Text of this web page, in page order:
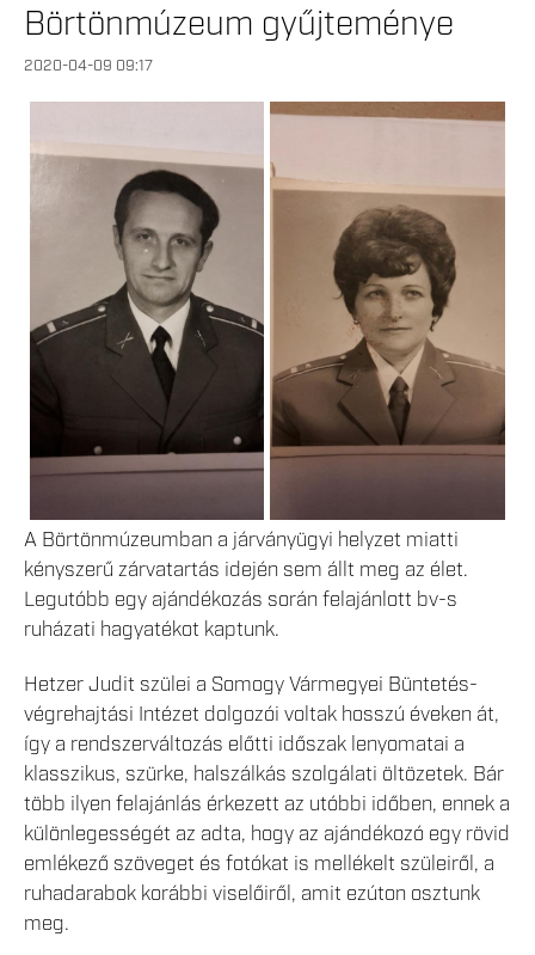
Börtönmúzeum gyűjteménye
2020-04-09 09:17
A Börtönmúzeumban a járványügyi helyzet miatti
kényszerű zárvatartás idején sem állt meg az élet.
Legutóbb egy ajándékozás során felajánlott bv-s
ruházati hagyatékot kaptunk.
Hetzer Judit szülei a Somogy Vármegyei Büntetés-
végrehajtási Intézet dolgozói voltak hosszú éveken át,
így a rendszerváltozás előtti időszak lenyomatai a
klasszikus, szürke, halszálkás szolgálati öltözetek. Bár
több ilyen felajánlás érkezett az utóbbi időben, ennek a
különlegességét az adta, hogy az ajándékozó egy rövid
emlékező szöveget és fotókat is mellékelt szüleiről, a
ruhadarabok korábbi viselőiről, amit ezúton osztunk
meg.